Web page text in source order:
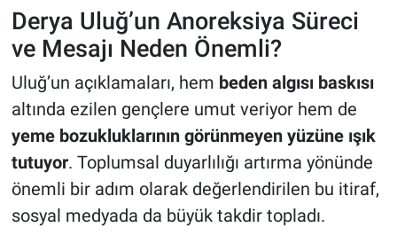
Derya Uluğ’un Anoreksiya Süreci
ve Mesajı Neden Önemli?
Uluğ’un açıklamaları, hem beden algısı baskısı
altında ezilen gençlere umut veriyor hem de
yeme bozukluklarının görünmeyen yüzüne ışık
tutuyor. Toplumsal duyarlılığı artırma yönünde
önemli bir adım olarak değerlendirilen bu itiraf,
sosyal medyada da büyük takdir topladı.